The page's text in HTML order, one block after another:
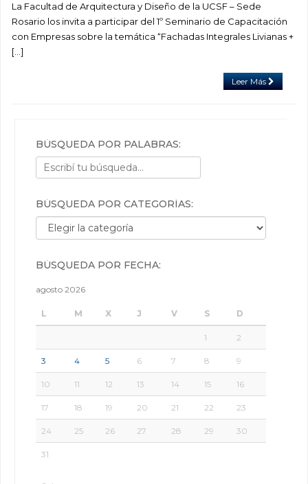
La Facultad de Arquitectura y Diseño de la UCSF – Sede
Rosario los invita a participar del 1º Seminario de Capacitación
con Empresas sobre la temática “Fachadas Integrales Livianas +
[…]
Leer Más
BÚSQUEDA POR PALABRAS:
BÚSQUEDA POR CATEGORÍAS:
Búsqueda por categorías:
BÚSQUEDA POR FECHA:
agosto 2026
L M X J V S D
1 2
3 4 5 6 7 8 9
10 11 12 13 14 15 16
17 18 19 20 21 22 23
24 25 26 27 28 29 30
31